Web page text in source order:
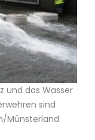
und das Wasser
sind
Münsterland